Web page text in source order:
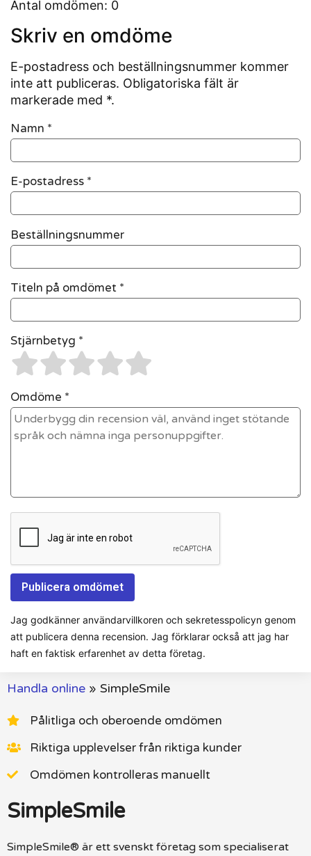
Antal omdömen: 0
Skriv en omdöme
E-postadress och beställningsnummer kommer
inte att publiceras. Obligatoriska fält är
markerade med *.
Namn *
E-postadress *
Beställningsnummer
Titeln på omdömet *
Stjärnbetyg *
Omdöme *
Jag godkänner användarvillkoren och sekretesspolicyn genom
att publicera denna recension. Jag förklarar också att jag har
haft en faktisk erfarenhet av detta företag.
Handla online » SimpleSmile
Pålitliga och oberoende omdömen
Riktiga upplevelser från riktiga kunder
Omdömen kontrolleras manuellt
SimpleSmile
SimpleSmile® är ett svenskt företag som specialiserat